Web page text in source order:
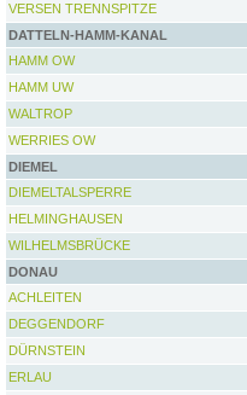
VERSEN TRENNSPITZE
DATTELN-HAMM-KANAL
HAMM OW
HAMM UW
WALTROP
WERRIES OW
DIEMEL
DIEMELTALSPERRE
HELMINGHAUSEN
WILHELMSBRÜCKE
DONAU
ACHLEITEN
DEGGENDORF
DÜRNSTEIN
ERLAU